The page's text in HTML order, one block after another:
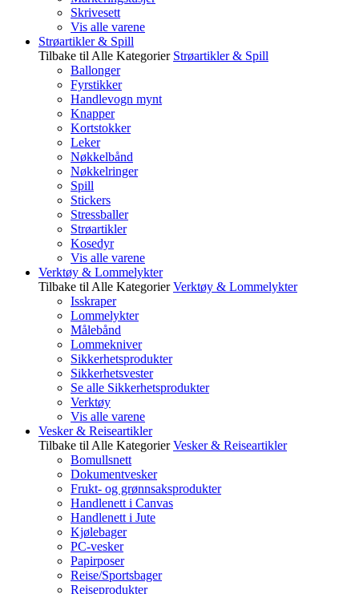
Skrivesett
Vis alle varene
Strøartikler & Spill
Tilbake til Alle Kategorier Strøartikler & Spill
Ballonger
Fyrstikker
Handlevogn mynt
Knapper
Kortstokker
Leker
Nøkkelbånd
Nøkkelringer
Spill
Stickers
Stressballer
Strøartikler
Kosedyr
Vis alle varene
Verktøy & Lommelykter
Tilbake til Alle Kategorier Verktøy & Lommelykter
Isskraper
Lommelykter
Målebånd
Lommekniver
Sikkerhetsprodukter
Sikkerhetsvester
Se alle Sikkerhetsprodukter
Verktøy
Vis alle varene
Vesker & Reiseartikler
Tilbake til Alle Kategorier Vesker & Reiseartikler
Bomullsnett
Dokumentvesker
Frukt- og grønnsaksprodukter
Handlenett i Canvas
Handlenett i Jute
Kjølebager
PC-vesker
Papirposer
Reise/Sportsbager
Reiseprodukter